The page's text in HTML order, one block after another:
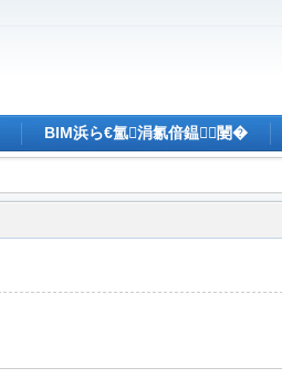
BIM浜ら€氳涓氱偣鎾闄�